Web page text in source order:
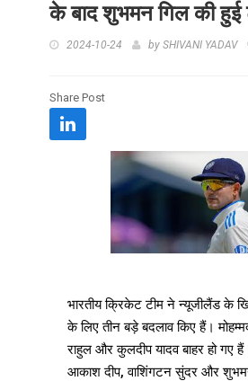
के बाद शुभमन गिल की हुई
2024-10-24 by SHIVANI YADAV
Share Post
भारतीय क्रिकेट टीम ने न्यूजीलैंड के
के लिए तीन बड़े बदलाव किए हैं।
राहुल और कुलदीप यादव बाहर हो गए
आकाश दीप, वाशिंगटन सुंदर और